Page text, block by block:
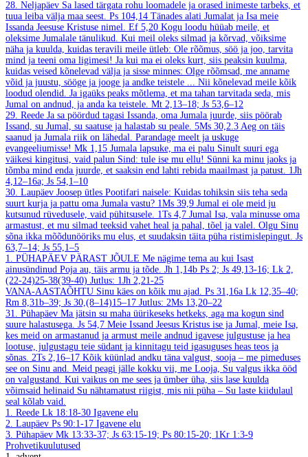
28. Neljapäev Sa lased tärgata rohu loomadele ja orased inimeste tarbeks, et
tuua leiba välja maa seest. Ps 104,14 Tänades alati Jumalat ja Isa meie
Issanda Jeesuse Kristuse nimel. Ef 5,20 Kogu loodu hüüab meile, et
oleksime Jumalale tänulikud. Kui meil oleks silmad ja kõrvad, võiksime
näha ja kuulda, kuidas teravili meile ütleb: Ole rõõmus, söö ja joo, tarvita
mind ja teeni oma ligimesi! Ja kui ma ei oleks kurt, siis peaksin kuulma,
kuidas veised kõnelevad välja ja sisse minnes: Olge rõõmsad, me anname
võid ja juustu, sööge ja jooge ja andke teistele ... Nii kõnelevad meile kõik
loodud olendid. Ja igaüks peaks mõtlema, et ma tahan tarvitada seda, mis
Jumal on andnud, ja anda ka teistele. Mt 2,13–18; Js 53,6–12
29. Reede Ja sa pöördud tagasi Issanda, oma Jumala juurde, siis pöörab
Issand, su Jumal, su saatuse ja halastab su peale. 5Ms 30,2.3 Aeg on täis
saanud ja Jumala riik on lähedal. Parandage meelt ja uskuge
evangeeliumisse! Mk 1,15 Jumala lapsuke, ma ei palu Sinult suuri ega
väikesi kingitusi, vaid palun Sind: tule ise mu ellu! Sünni ka minu jaoks ja
tõmba mind enda juurde, et saaksin end lahti rebida maailmast ja patust. 1Jh
4,12–16a; Js 54,1–10
30. Laupäev Joosep ütles Pootifari naisele: Kuidas tohiksin siis teha seda
suurt kurja ja pattu oma Jumala vastu? 1Ms 39,9 Jumal ei ole meid ju
kutsunud rüvedusele, vaid pühitsusele. 1Ts 4,7 Jumal Isa, vala minusse oma
armastust, et mu silmad teeksid vahet heal ja pahal, tõel ja valel. Olgu Sinu
sõna ikka mõõdunööriks mu elus, et suudaksin täita püha ristimislepingut. Js
63,7–14; Js 55,1–5
1. PÜHAPÄEV PÄRAST JÕULE Me nägime tema au kui Isast
ainusündinud Poja au, täis armu ja tõde. Jh 1,14b Ps 2; Js 49,13-16; Lk 2,
(22-24)25-38(39-40) Jutlus: 1Jh 2,21-25
VANA-AASTAÕHTU Sinu käes on kõik mu ajad. Ps 31,16a Lk 12,35–40;
Rm 8,31b–39; Js 30,(8–14)15–17 Jutlus: 2Ms 13,20–22
31. Pühapäev Ma jätsin su maha üürikeseks hetkeks, aga ma kogun sind
suure halastusega. Js 54,7 Meie Issand Jeesus Kristus ise ja Jumal, meie Isa,
kes meid on armastanud ja armust meile andnud igavese julgustuse ja hea
lootuse, julgustagu teie südant ja kinnitagu teid igasuguses heas teos ja
sõnas. 2Ts 2,16–17 Kõik küünlad andku täna valgust, sooja – me pimeduses
see on Sinu and. Meid peagi jälle kokku vii, me Looja, Su valgus ikka ööd
on valgustand. Kui vaikus on me sees ja ümber üha, siis lase kuulda
võimsaid helinaid Su nähtamatust riigist, mis nii püha – Su laste kiidulaul
seal kõlab vaid.
1. Reede Lk 18:18-30 Igavene elu
2. Laupäev Ps 90:1-17 Igavene elu
3. Pühapäev Mk 13:33-37; Js 63:15-19; Ps 80:15-20; 1Kr 1:3-9
Prohvetikuulutused